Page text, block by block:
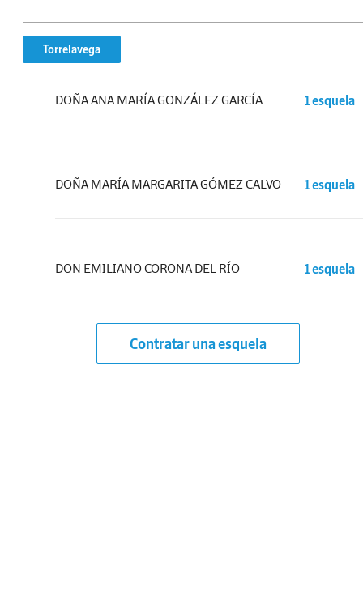
Torrelavega
DOÑA ANA MARÍA GONZÁLEZ GARCÍA 1 esquela
DOÑA MARÍA MARGARITA GÓMEZ CALVO 1 esquela
DON EMILIANO CORONA DEL RÍO 1 esquela
Contratar una esquela